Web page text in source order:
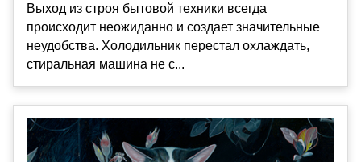
Выход из строя бытовой техники всегда
происходит неожиданно и создает значительные
неудобства. Холодильник перестал охлаждать,
стиральная машина не с...